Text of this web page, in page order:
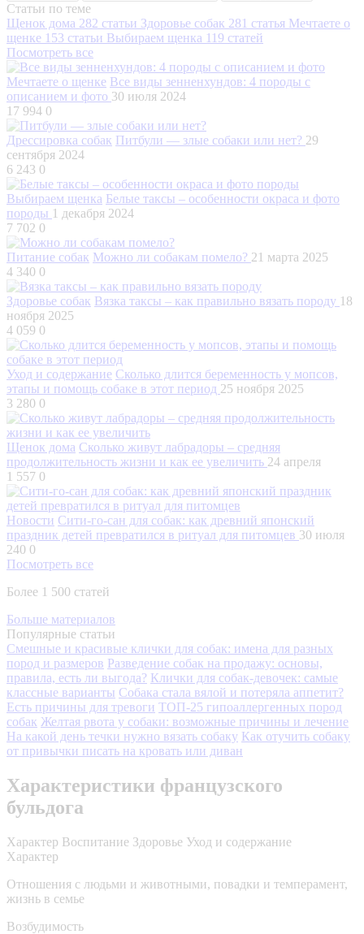
Статьи по теме
Щенок дома 282 статьи Здоровье собак 281 статья Мечтаете о
щенке 153 статьи Выбираем щенка 119 статей
Посмотреть все
Мечтаете о щенке Все виды зенненхундов: 4 породы с
описанием и фото 30 июля 2024
17 994 0
Дрессировка собак Питбули — злые собаки или нет? 29
сентября 2024
6 243 0
Выбираем щенка Белые таксы – особенности окраса и фото
породы 1 декабря 2024
7 702 0
Питание собак Можно ли собакам помело? 21 марта 2025
4 340 0
Здоровье собак Вязка таксы – как правильно вязать породу 18
ноября 2025
4 059 0
Уход и содержание Сколько длится беременность у мопсов,
этапы и помощь собаке в этот период 25 ноября 2025
3 280 0
Щенок дома Сколько живут лабрадоры – средняя
продолжительность жизни и как ее увеличить 24 апреля
1 557 0
Новости Сити-го-сан для собак: как древний японский
праздник детей превратился в ритуал для питомцев 30 июля
240 0
Посмотреть все
Более 1 500 статей
Больше материалов
Популярные статьи
Смешные и красивые клички для собак: имена для разных
пород и размеров Разведение собак на продажу: основы,
правила, есть ли выгода? Клички для собак-девочек: самые
классные варианты Собака стала вялой и потеряла аппетит?
Есть причины для тревоги ТОП-25 гипоаллергенных пород
собак Желтая рвота у собаки: возможные причины и лечение
На какой день течки нужно вязать собаку Как отучить собаку
от привычки писать на кровать или диван
Характеристики французского
бульдога
Характер Воспитание Здоровье Уход и содержание
Характер
Отношения с людьми и животными, повадки и темперамент,
жизнь в семье
Возбудимость